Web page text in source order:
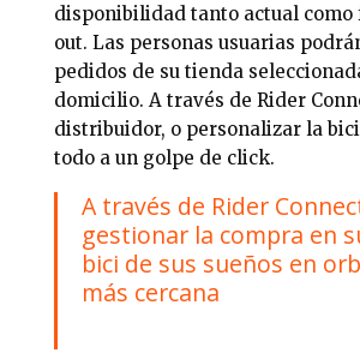
disponibilidad tanto actual como
out. Las personas usuarias
pedidos de su tienda
domicilio. A través de Rider
distribuidor, o personalizar la
todo a un golpe de click.
A través de Rider
gestionar la compra en
bici de sus sueños en
más cercana